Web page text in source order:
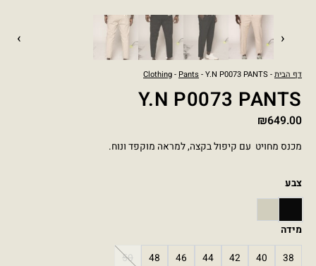
‹
›
דף הבית-
Clothing- Pants- Y.N P0073 PANTS
Y.N P0073 PANTS
₪649.00
מכנס מחויט עם קיפול בקצה, למראה מוקפד ונוח.
צבע
מידה
38
40
42
44
46
48
50